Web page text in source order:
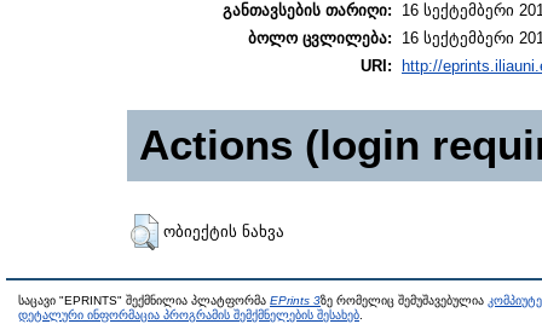
განთავსების თარიღი:
16 სექტემბერი
ბოლო ცვლილება:
16 სექტემბერი
URI:
http://
Actions (login
ობიექტის ნახვა
საცავი "EPRINTS" შექმნილია პლატფორმა EPrints 3ზე რომელიც შემუშავებულია
დეტალური ინფორმაცია პროგრამის შემქმნელების შესახებ.